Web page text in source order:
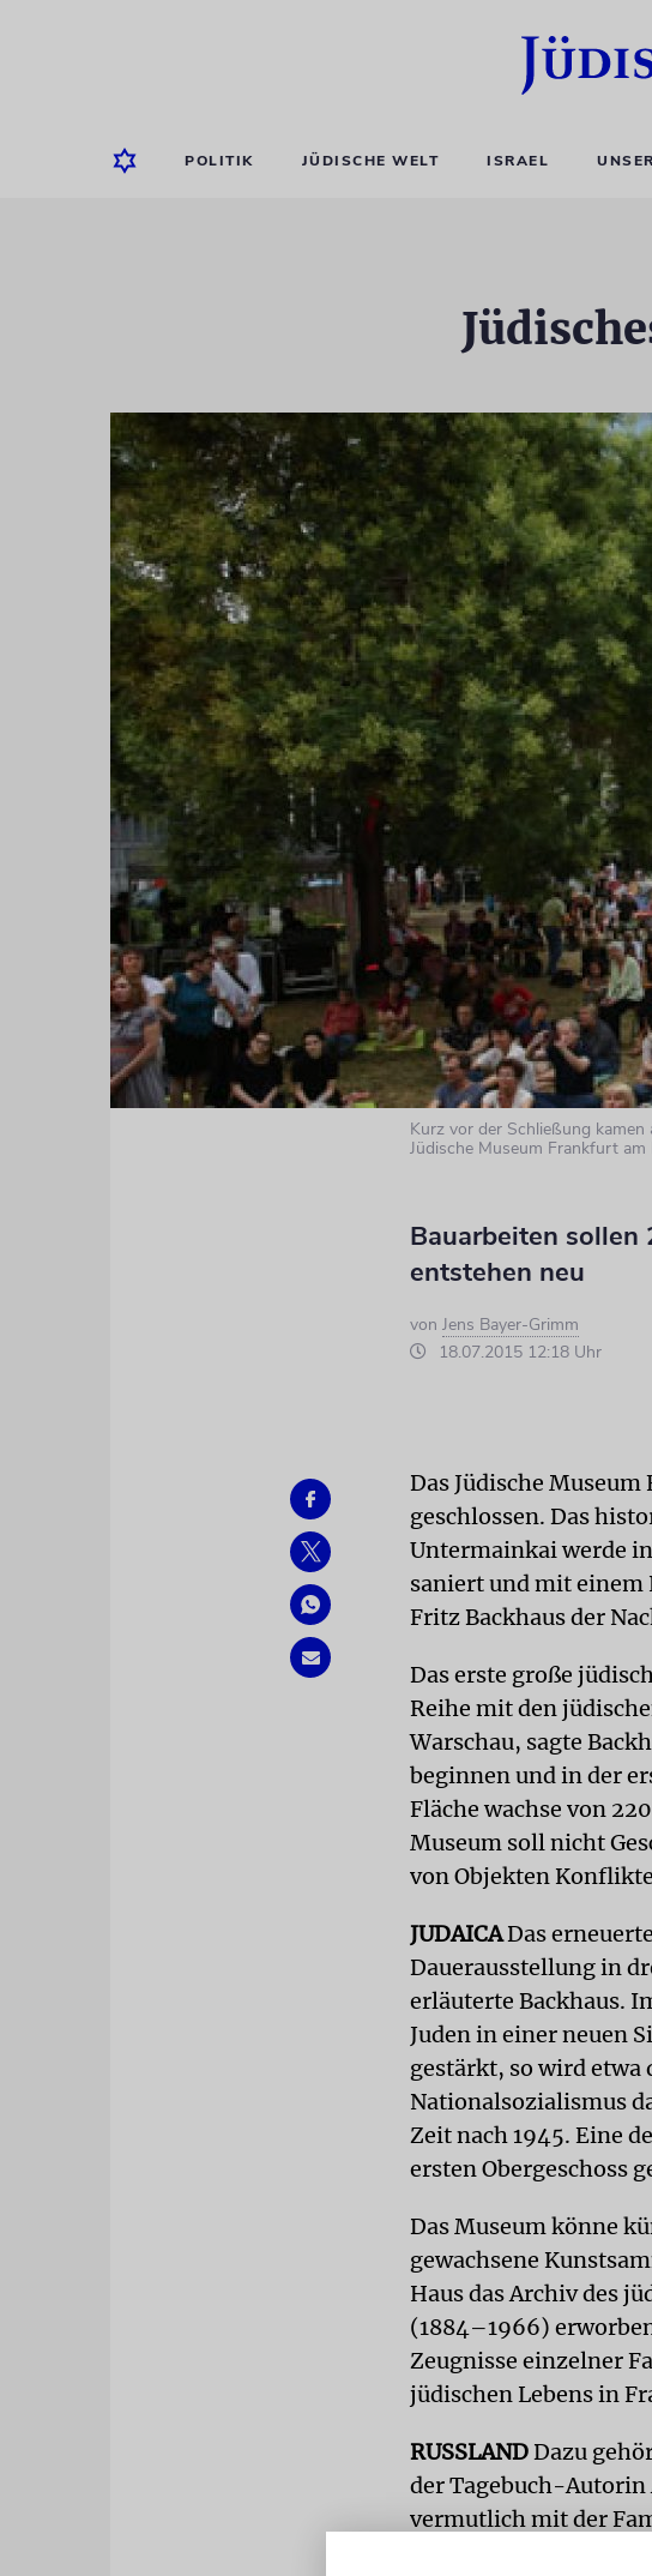
POLITIK JÜDISCHE WELT ISRAEL
Kurz vor der Schließung
Jüdische Museum Frankfurt am
Bauarbeiten sollen
entstehen neu
von Jens Bayer-Grimm
18.07.2015 12:18 Uhr
Das Jüdische
geschlossen. Das
Untermainkai werde
saniert und mit einem
Fritz Backhaus der
Das erste große
Reihe mit den
Warschau, sagte
beginnen und in der
Fläche wachse von
Museum soll nicht
von Objekten
JUDAICADas
Dauerausstellung in
erläuterte Backhaus.
Juden in einer neuen
gestärkt, so wird etwa
Nationalsozialismus
Zeit nach 1945. Eine
ersten Obergeschoss
Das Museum könne
gewachsene
Haus das Archiv des
(1884–1966)
Zeugnisse einzelner
jüdischen Lebens in
RUSSLANDDazu
der Tagebuch-Autorin
vermutlich mit der